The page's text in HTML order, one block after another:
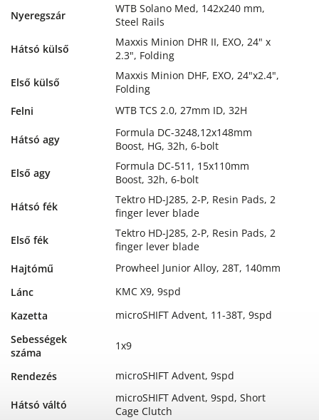
Nyeregszár
WTB Solano Med, 142x240 mm,
Steel Rails
Hátsó külső
Maxxis Minion DHR II, EXO, 24" x
2.3", Folding
Első külső
Maxxis Minion DHF, EXO, 24"x2.4",
Folding
Felni
WTB TCS 2.0, 27mm ID, 32H
Hátsó agy
Formula DC-3248,12x148mm
Boost, HG, 32h, 6-bolt
Első agy
Formula DC-511, 15x110mm
Boost, 32h, 6-bolt
Hátsó fék
Tektro HD-J285, 2-P, Resin Pads, 2
finger lever blade
Első fék
Tektro HD-J285, 2-P, Resin Pads, 2
finger lever blade
Hajtómű
Prowheel Junior Alloy, 28T, 140mm
Lánc
KMC X9, 9spd
Kazetta
microSHIFT Advent, 11-38T, 9spd
Sebességek
száma
1x9
Rendezés microSHIFT Advent, 9spd
Hátsó váltó
microSHIFT Advent, 9spd, Short
Cage Clutch